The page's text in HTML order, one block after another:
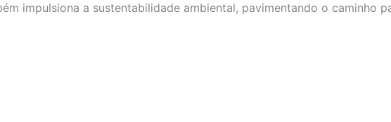
impulsiona a sustentabilidade ambiental, pavimentando o caminho